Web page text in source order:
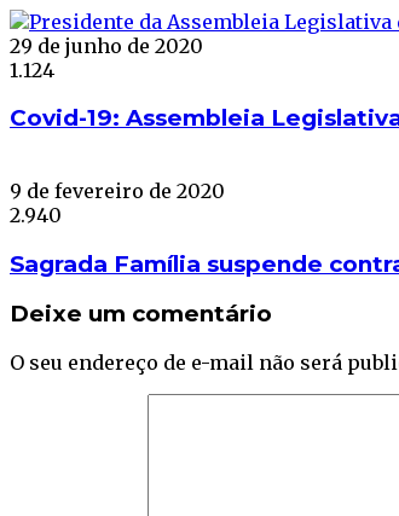
29 de junho de 2020
1.124
Covid-19: Assembleia
9 de fevereiro de 2020
2.940
Sagrada Família suspende
Deixe um comentário
O seu endereço de e-mail não será